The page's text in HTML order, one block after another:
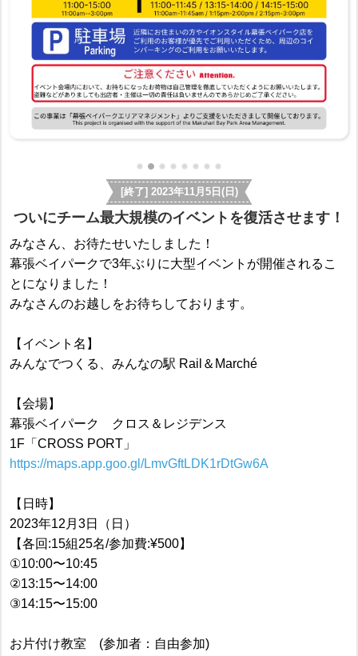
[終了] 2023年11月5日(日)
ついにチーム最大規模のイベントを復活させます！
みなさん、お待たせいたしました！
幕張ベイパークで3年ぶりに大型イベントが開催されるこ
とになりました！
みなさんのお越しをお待ちしております。
【イベント名】
みんなでつくる、みんなの駅 Rail＆Marché
【会場】
幕張ベイパーク クロス＆レジデンス
1F「CROSS PORT」
https://maps.app.goo.gl/LmvGftLDK1rDtGw6A
【日時】
2023年12月3日（日）
【各回:15組25名/参加費:¥500】
①10:00〜10:45
②13:15〜14:00
③14:15〜15:00
お片付け教室 (参加者：自由参加)